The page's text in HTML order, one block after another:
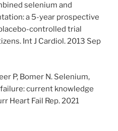
selenium and
a 5-year prospective
controlled trial
Int J Cardiol. 2013 Sep
P, Bomer N. Selenium,
current knowledge
Heart Fail Rep. 2021